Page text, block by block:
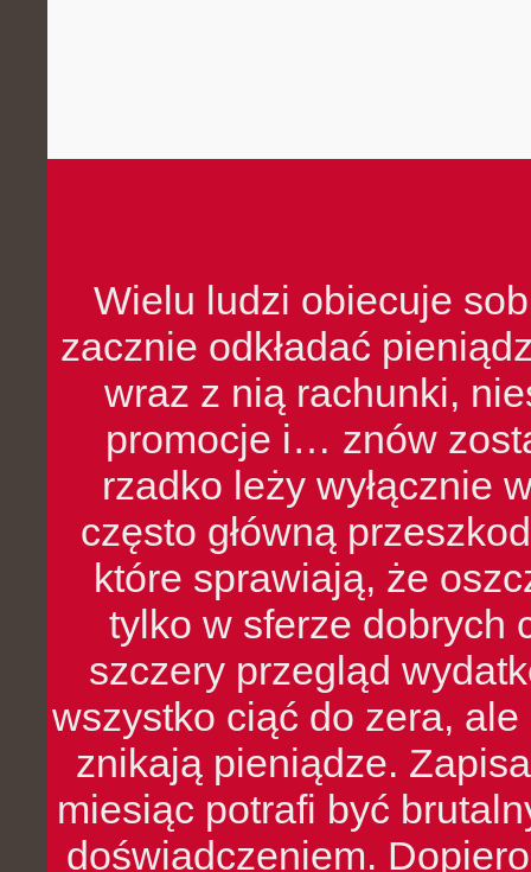
Wielu ludzi obiecuje
zacznie odkładać
wraz z nią rachunki,
promocje i… znów
rzadko leży wyłącznie
często główną
które sprawiają, że
tylko w sferze dobrych
szczery przegląd
wszystko ciąć do zera,
znikają pieniądze.
miesiąc potrafi być
doświadczeniem.